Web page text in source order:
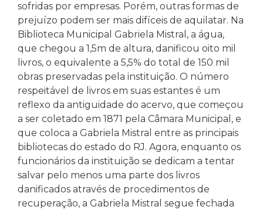
sofridas por empresas. Porém, outras formas de
prejuízo podem ser mais difíceis de aquilatar. Na
Biblioteca Municipal Gabriela Mistral, a água,
que chegou a 1,5m de altura, danificou oito mil
livros, o equivalente a 5,5% do total de 150 mil
obras preservadas pela instituição. O número
respeitável de livros em suas estantes é um
reflexo da antiguidade do acervo, que começou
a ser coletado em 1871 pela Câmara Municipal, e
que coloca a Gabriela Mistral entre as principais
bibliotecas do estado do RJ. Agora, enquanto os
funcionários da instituição se dedicam a tentar
salvar pelo menos uma parte dos livros
danificados através de procedimentos de
recuperação, a Gabriela Mistral segue fechada